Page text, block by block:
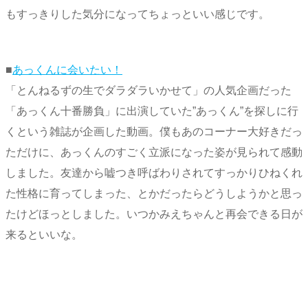
もすっきりした気分になってちょっといい感じです。
■あっくんに会いたい！
「とんねるずの生でダラダラいかせて」の人気企画だった
「あっくん十番勝負」に出演していた”あっくん”を探しに行
くという雑誌が企画した動画。僕もあのコーナー大好きだっ
ただけに、あっくんのすごく立派になった姿が見られて感動
しました。友達から嘘つき呼ばわりされてすっかりひねくれ
た性格に育ってしまった、とかだったらどうしようかと思っ
たけどほっとしました。いつかみえちゃんと再会できる日が
来るといいな。